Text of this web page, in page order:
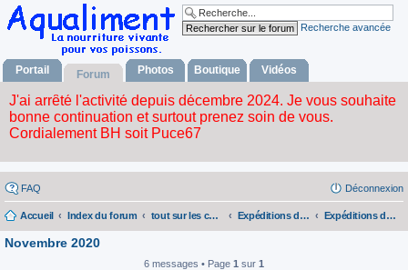
Recherche avancée
Portail Forum Photos Boutique Vidéos
FAQ Déconnexion
Accueil Index du forum tout sur les commandes Expéditions du mois Expéditions de ce mois
Novembre 2020
6 messages • Page 1 sur 1